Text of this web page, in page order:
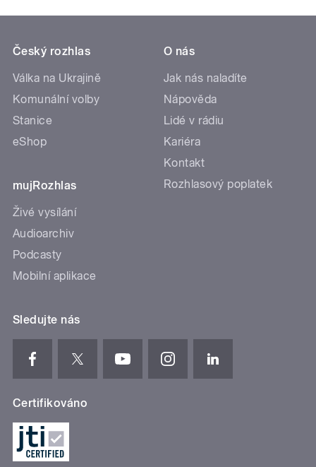
Český rozhlas
Válka na Ukrajině
Komunální volby
Stanice
eShop
mujRozhlas
Živé vysílání
Audioarchiv
Podcasty
Mobilní aplikace
O nás
Jak nás naladíte
Nápověda
Lidé v rádiu
Kariéra
Kontakt
Rozhlasový poplatek
Sledujte nás
Certifikováno